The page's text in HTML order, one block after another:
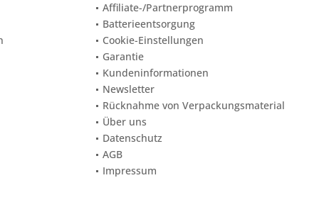
Affiliate-/Partnerprogramm
Batterieentsorgung
Cookie-Einstellungen
Garantie
Kundeninformationen
Newsletter
Rücknahme von Verpackungsmaterial
Über uns
Datenschutz
AGB
Impressum